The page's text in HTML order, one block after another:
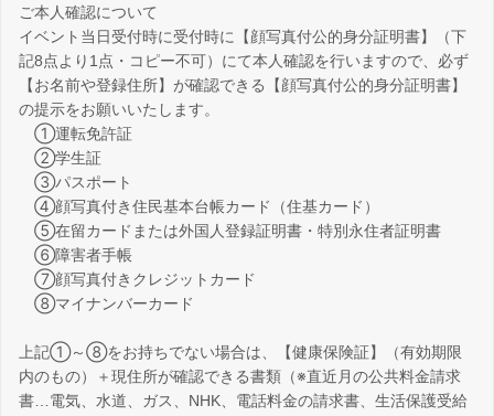
ご本人確認について
イベント当日受付時に受付時に【顔写真付公的身分証明書】（下
記8点より1点・コピー不可）にて本人確認を行いますので、必ず
【お名前や登録住所】が確認できる【顔写真付公的身分証明書】
の提示をお願いいたします。
①運転免許証
②学生証
③パスポート
④顔写真付き住民基本台帳カード（住基カード）
⑤在留カードまたは外国人登録証明書・特別永住者証明書
⑥障害者手帳
⑦顔写真付きクレジットカード
⑧マイナンバーカード
上記①～⑧をお持ちでない場合は、【健康保険証】（有効期限
内のもの）＋現住所が確認できる書類（※直近月の公共料金請求
書…電気、水道、ガス、NHK、電話料金の請求書、生活保護受給